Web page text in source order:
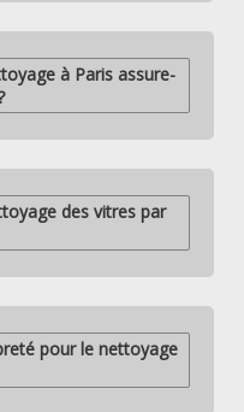
à Paris assure-
des vitres par
pour le nettoyage